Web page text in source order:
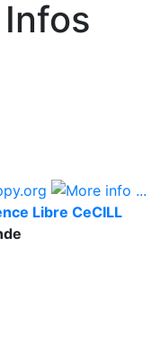
Libre CeCILL